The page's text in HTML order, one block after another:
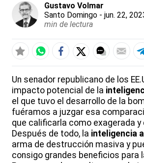
Gustavo Volmar
Santo Domingo - jun. 22,
min de lectura
Un senador republicano de los
impacto potencial de la
el que tuvo el desarrollo de la
fuéramos a juzgar esa
que calificarla como exagerada y
Después de todo, la inteligencia
arma de destrucción masiva y
consigo grandes beneficios para